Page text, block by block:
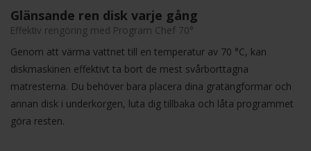
Glänsande ren disk varje gång
Effektiv rengöring med Program Chef 70°
Genom att värma vattnet till en temperatur av 70 °C, kan
diskmaskinen effektivt ta bort de mest svårborttagna
matresterna. Du behöver bara placera dina gratängformar och
annan disk i underkorgen, luta dig tillbaka och låta programmet
göra resten.